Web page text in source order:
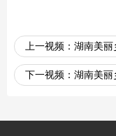
上一视频： 湖南美丽
下一视频： 湖南美丽